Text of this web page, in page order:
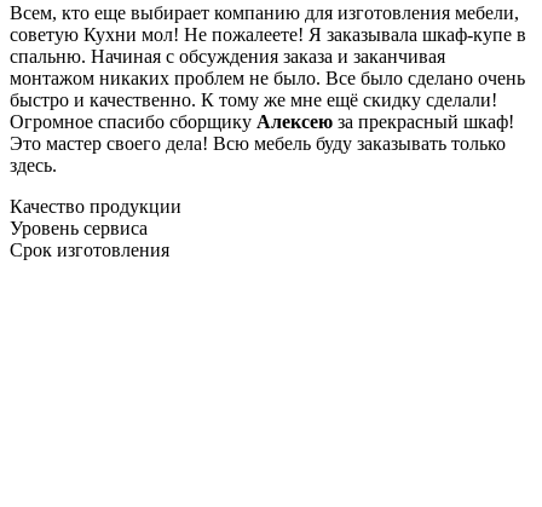
Всем, кто еще выбирает компанию для изготовления мебели,
советую Кухни мол! Не пожалеете! Я заказывала шкаф-купе в
спальню. Начиная с обсуждения заказа и заканчивая
монтажом никаких проблем не было. Все было сделано очень
быстро и качественно. К тому же мне ещё скидку сделали!
Огромное спасибо сборщику Алексею за прекрасный шкаф!
Это мастер своего дела! Всю мебель буду заказывать только
здесь.
Качество продукции
Уровень сервиса
Срок изготовления